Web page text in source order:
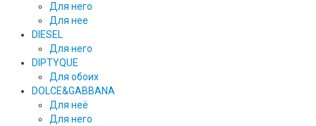
Для него
Для нее
DIESEL
Для него
DIPTYQUE
Для обоих
DOLCE&GABBANA
Для неё
Для него